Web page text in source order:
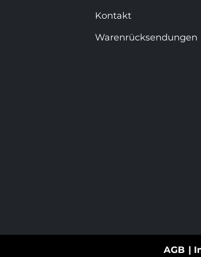
Kontakt
Warenrücksendungen
AGB